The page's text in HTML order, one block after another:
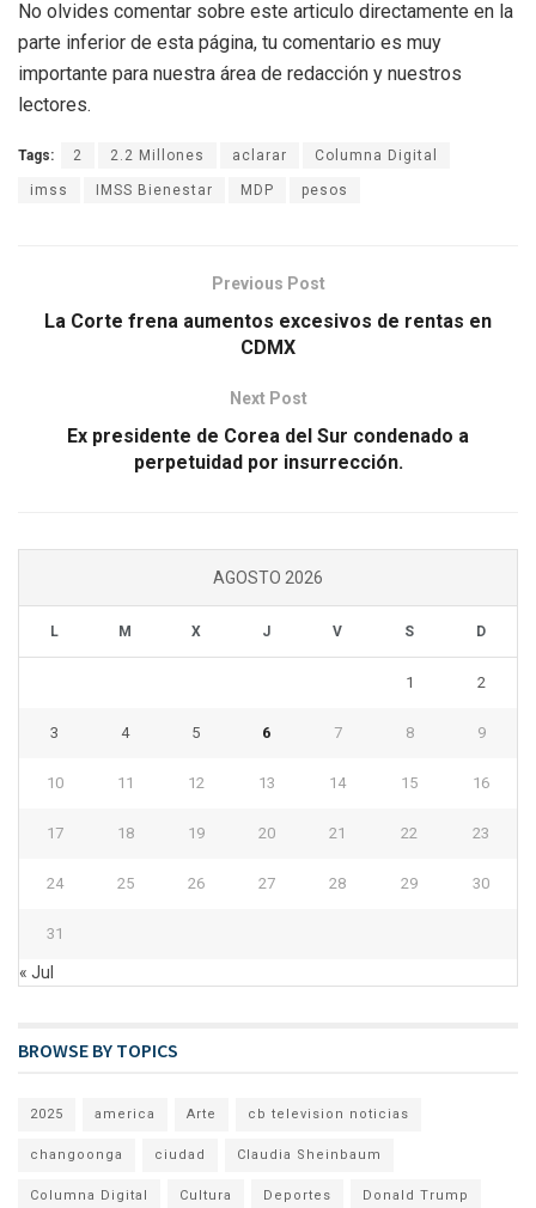
No olvides comentar sobre este articulo directamente en la
parte inferior de esta página, tu comentario es muy
importante para nuestra área de redacción y nuestros
lectores.
Tags: 2 2.2 Millones aclarar Columna Digital
imss IMSS Bienestar MDP pesos
Previous Post
La Corte frena aumentos excesivos de rentas en
CDMX
Next Post
Ex presidente de Corea del Sur condenado a
perpetuidad por insurrección.
AGOSTO 2026
L M X J V S D
1 2
3 4 5 6 7 8 9
10 11 12 13 14 15 16
17 18 19 20 21 22 23
24 25 26 27 28 29 30
31
« Jul
BROWSE BY TOPICS
2025 america Arte cb television noticias
changoonga ciudad Claudia Sheinbaum
Columna Digital Cultura Deportes Donald Trump